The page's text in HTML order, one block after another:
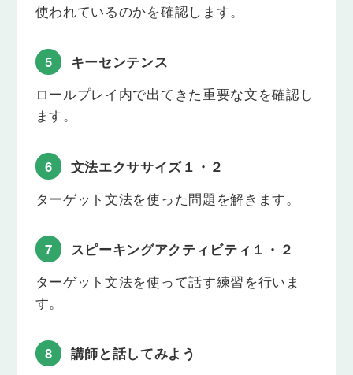
Lesson 20
「ゲームをしながら、家でくつろいでいます」のよ
うに、「～しながら」という表現を用いて同時に起
こっていることを伝えられるようになります。
何かを説明するときに「残念ながら」「幸運にも」
「明らかに」といった副詞を添えて、相手に伝えら
れるようになります。
Lesson 22
確率の副詞 certainly, probably など
る時、確かに鍵をかけました」のように、確信度に
よって「たぶん」「おそらく」「もしかしたら」
ります。
使われているのかを確認します。
5
キーセンテンス
ロールプレイ内で出てきた重要な文を確認し
ます。
6
文法エクササイズ１・２
ターゲット文法を使った問題を解きます。
7
スピーキングアクティビティ１・２
ターゲット文法を使って話す練習を行いま
す。
8
講師と話してみよう